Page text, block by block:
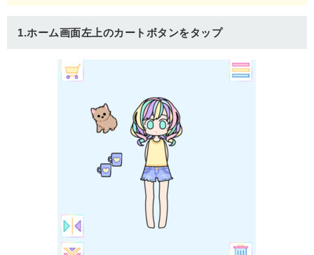
1.ホーム画面左上のカートボタンをタップ